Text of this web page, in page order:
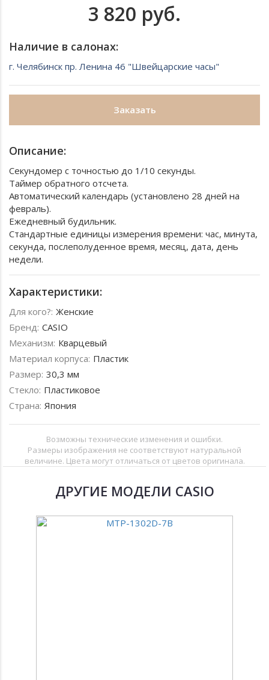
3 820 руб.
Наличие в салонах:
г. Челябинск пр. Ленина 46 "Швейцарские часы"
Заказать
Описание:
Секундомер с точностью до 1/10 секунды.
Таймер обратного отсчета.
Автоматический календарь (установлено 28 дней на
февраль).
Ежедневный будильник.
Стандартные единицы измерения времени: час, минута,
секунда, послеполуденное время, месяц, дата, день
недели.
Характеристики:
Для кого?: Женские
Бренд: CASIO
Механизм: Кварцевый
Материал корпуса: Пластик
Размер: 30,3 мм
Стекло: Пластиковое
Страна: Япония
Возможны технические изменения и ошибки.
Размеры изображения не соответствуют натуральной
величине. Цвета могут отличаться от цветов оригинала.
ДРУГИЕ МОДЕЛИ CASIO